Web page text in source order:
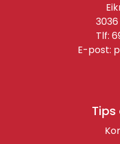
Tlf:
E-post: